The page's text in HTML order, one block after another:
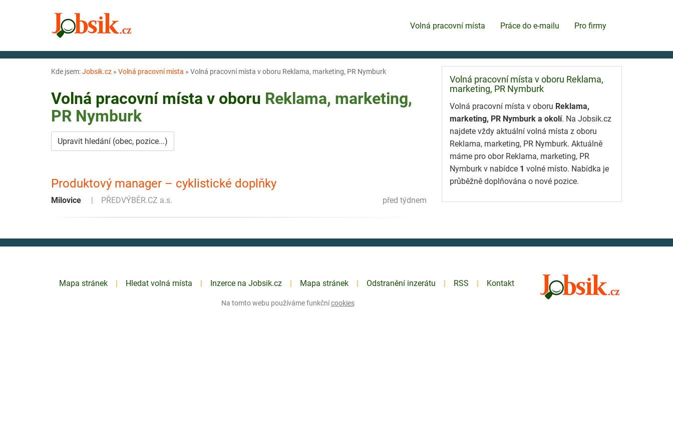
Volná pracovní místa Práce do e-mailu Pro firmy
Kde jsem:Jobsik.cz » Volná pracovní místa » Volná pracovní místa v oboru Reklama, marketing, PR Nymburk
Volná pracovní místa v oboru Reklama, marketing,
PR Nymburk
Upravit hledání (obec, pozice...)
Produktový manager – cyklistické doplňky
před týdnem
Milovice PŘEDVÝBĚR.CZ a.s.
Volná pracovní místa v oboru Reklama,
marketing, PR Nymburk
Volná pracovní místa v oboru Reklama,
marketing, PR Nymburk a okolí. Na Jobsik.cz
najdete vždy aktuální volná místa z oboru
Reklama, marketing, PR Nymburk. Aktuálně
máme pro obor Reklama, marketing, PR
Nymburk v nabídce 1 volné místo. Nabídka je
průběžně doplňována o nové pozice.
Mapa stránek Hledat volná místa Inzerce na Jobsik.cz Mapa stránek Odstranění inzerátu RSS Kontakt
Na tomto webu používáme funkčnícookies